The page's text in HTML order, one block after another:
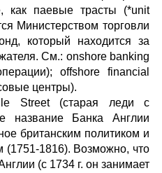
как паевые трасты (*unit
Министерством торговли
который находится за
См.: onshore banking
offshore financial
центры).
Street (старая леди с
название Банка Англии
британским политиком и
1816). Возможно, что
(с 1734 г. он занимает